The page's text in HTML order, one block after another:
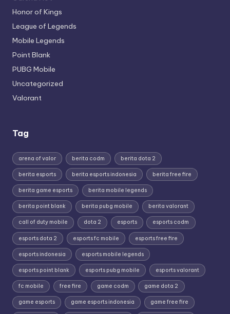
Honor of Kings
League of Legends
Mobile Legends
Point Blank
PUBG Mobile
Uncategorized
Valorant
Tag
arena of valor berita codm berita dota 2
berita esports berita esports indonesia berita free fire
berita game esports berita mobile legends
berita point blank berita pubg mobile berita valorant
call of duty mobile dota 2 esports esports codm
esports dota 2 esports fc mobile esports free fire
esports indonesia esports mobile legends
esports point blank esports pubg mobile esports valorant
fc mobile free fire game codm game dota 2
game esports game esports indonesia game free fire